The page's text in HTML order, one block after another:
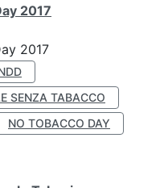
2017
2017
SENZA TABACCO
NO TOBACCO DAY